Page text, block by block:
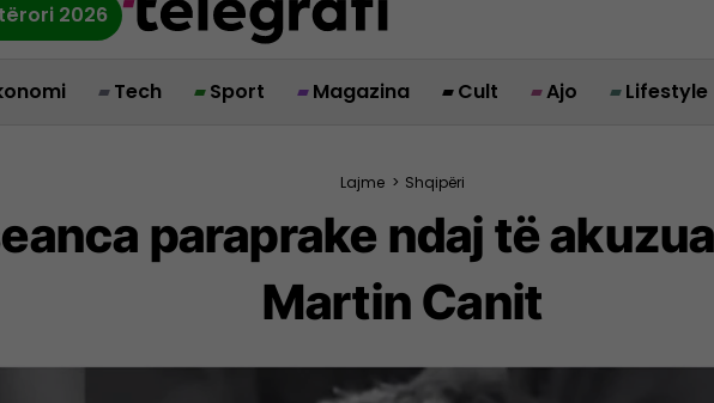
2026
Tech Sport Magazina Cult Ajo Lifestyle
Lajme > Shqipëri
paraprake ndaj të
Martin Canit